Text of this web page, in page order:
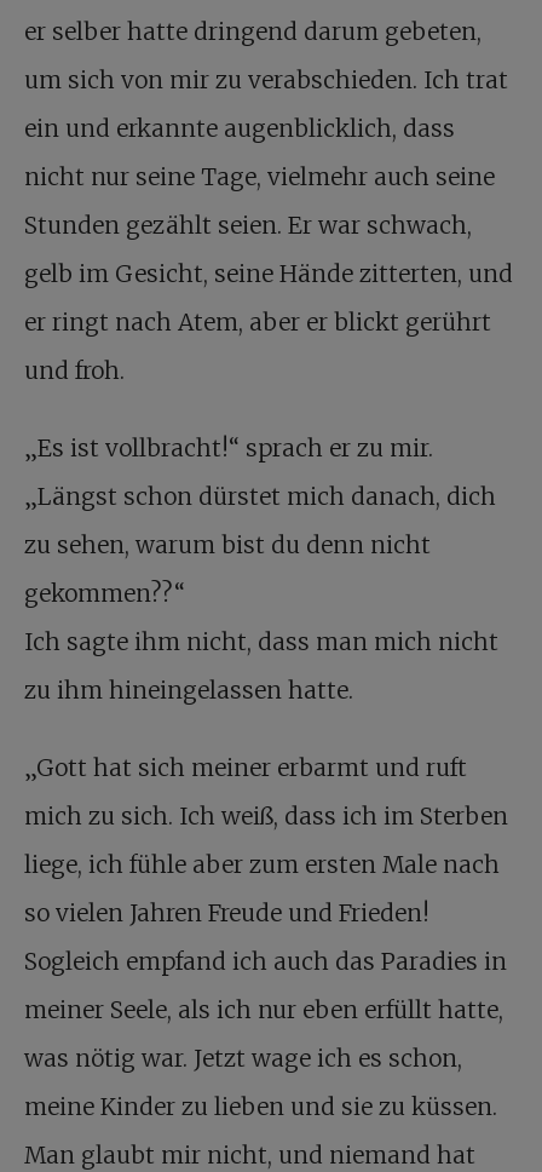
er selber hatte dringend darum gebeten,
um sich von mir zu verabschieden. Ich trat
ein und erkannte augenblicklich, dass
nicht nur seine Tage, vielmehr auch seine
Stunden gezählt seien. Er war schwach,
gelb im Gesicht, seine Hände zitterten, und
er ringt nach Atem, aber er blickt gerührt
und froh.
„Es ist vollbracht!“ sprach er zu mir.
„Längst schon dürstet mich danach, dich
zu sehen, warum bist du denn nicht
gekommen??“
Ich sagte ihm nicht, dass man mich nicht
zu ihm hineingelassen hatte.
„Gott hat sich meiner erbarmt und ruft
mich zu sich. Ich weiß, dass ich im Sterben
liege, ich fühle aber zum ersten Male nach
so vielen Jahren Freude und Frieden!
Sogleich empfand ich auch das Paradies in
meiner Seele, als ich nur eben erfüllt hatte,
was nötig war. Jetzt wage ich es schon,
meine Kinder zu lieben und sie zu küssen.
Man glaubt mir nicht, und niemand hat